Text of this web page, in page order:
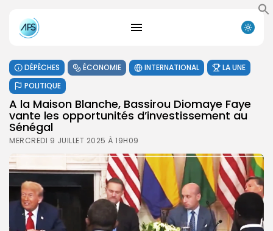
DÉPÊCHES ÉCONOMIE INTERNATIONAL
LA UNE
POLITIQUE
A la Maison Blanche, Bassirou Diomaye Faye
vante les opportunités d’investissement au
Sénégal
MERCREDI 9 JUILLET 2025 À 19H09